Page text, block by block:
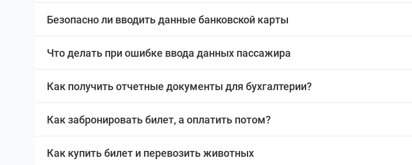
Безопасно ли вводить данные банковской карты
Что делать при ошибке ввода данных пассажира
Как получить отчетные документы для бухгалтерии?
Как забронировать билет, а оплатить потом?
Как купить билет и перевозить животных